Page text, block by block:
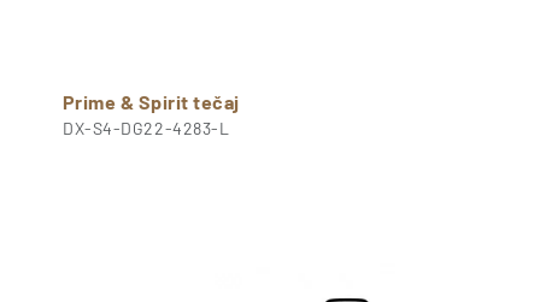
Prime & Spirit tečaj
DX-S4-DG22-4283-L